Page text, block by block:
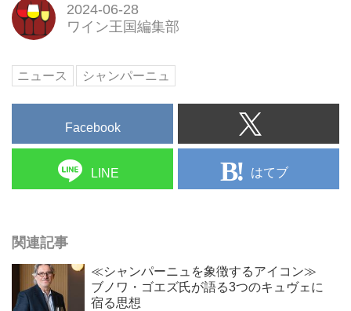
2024-06-28
ワイン王国編集部
ニュース シャンパーニュ
Facebook
LINE はてブ
関連記事
≪シャンパーニュを象徴するアイコン≫
ブノワ・ゴエズ氏が語る3つのキュヴェに
宿る思想